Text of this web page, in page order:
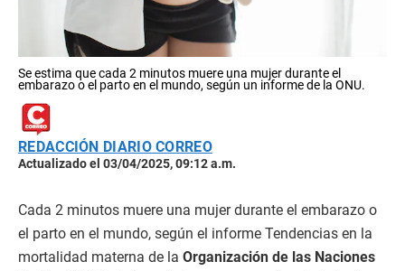
Se estima que cada 2 minutos muere una mujer durante el
embarazo o el parto en el mundo, según un informe de la ONU.
REDACCIÓN DIARIO CORREO
Actualizado el 03/04/2025, 09:12 a.m.
Cada 2 minutos muere una mujer durante el embarazo o
el parto en el mundo, según el informe Tendencias en la
mortalidad materna de la Organización de las Naciones